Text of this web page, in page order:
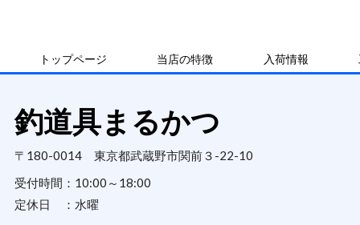
トップページ 当店の特徴 入荷情報
釣道具まるかつ
〒180-0014 東京都武蔵野市関前３-22-10
受付時間： 10:00～18:00
定休日 ： 水曜